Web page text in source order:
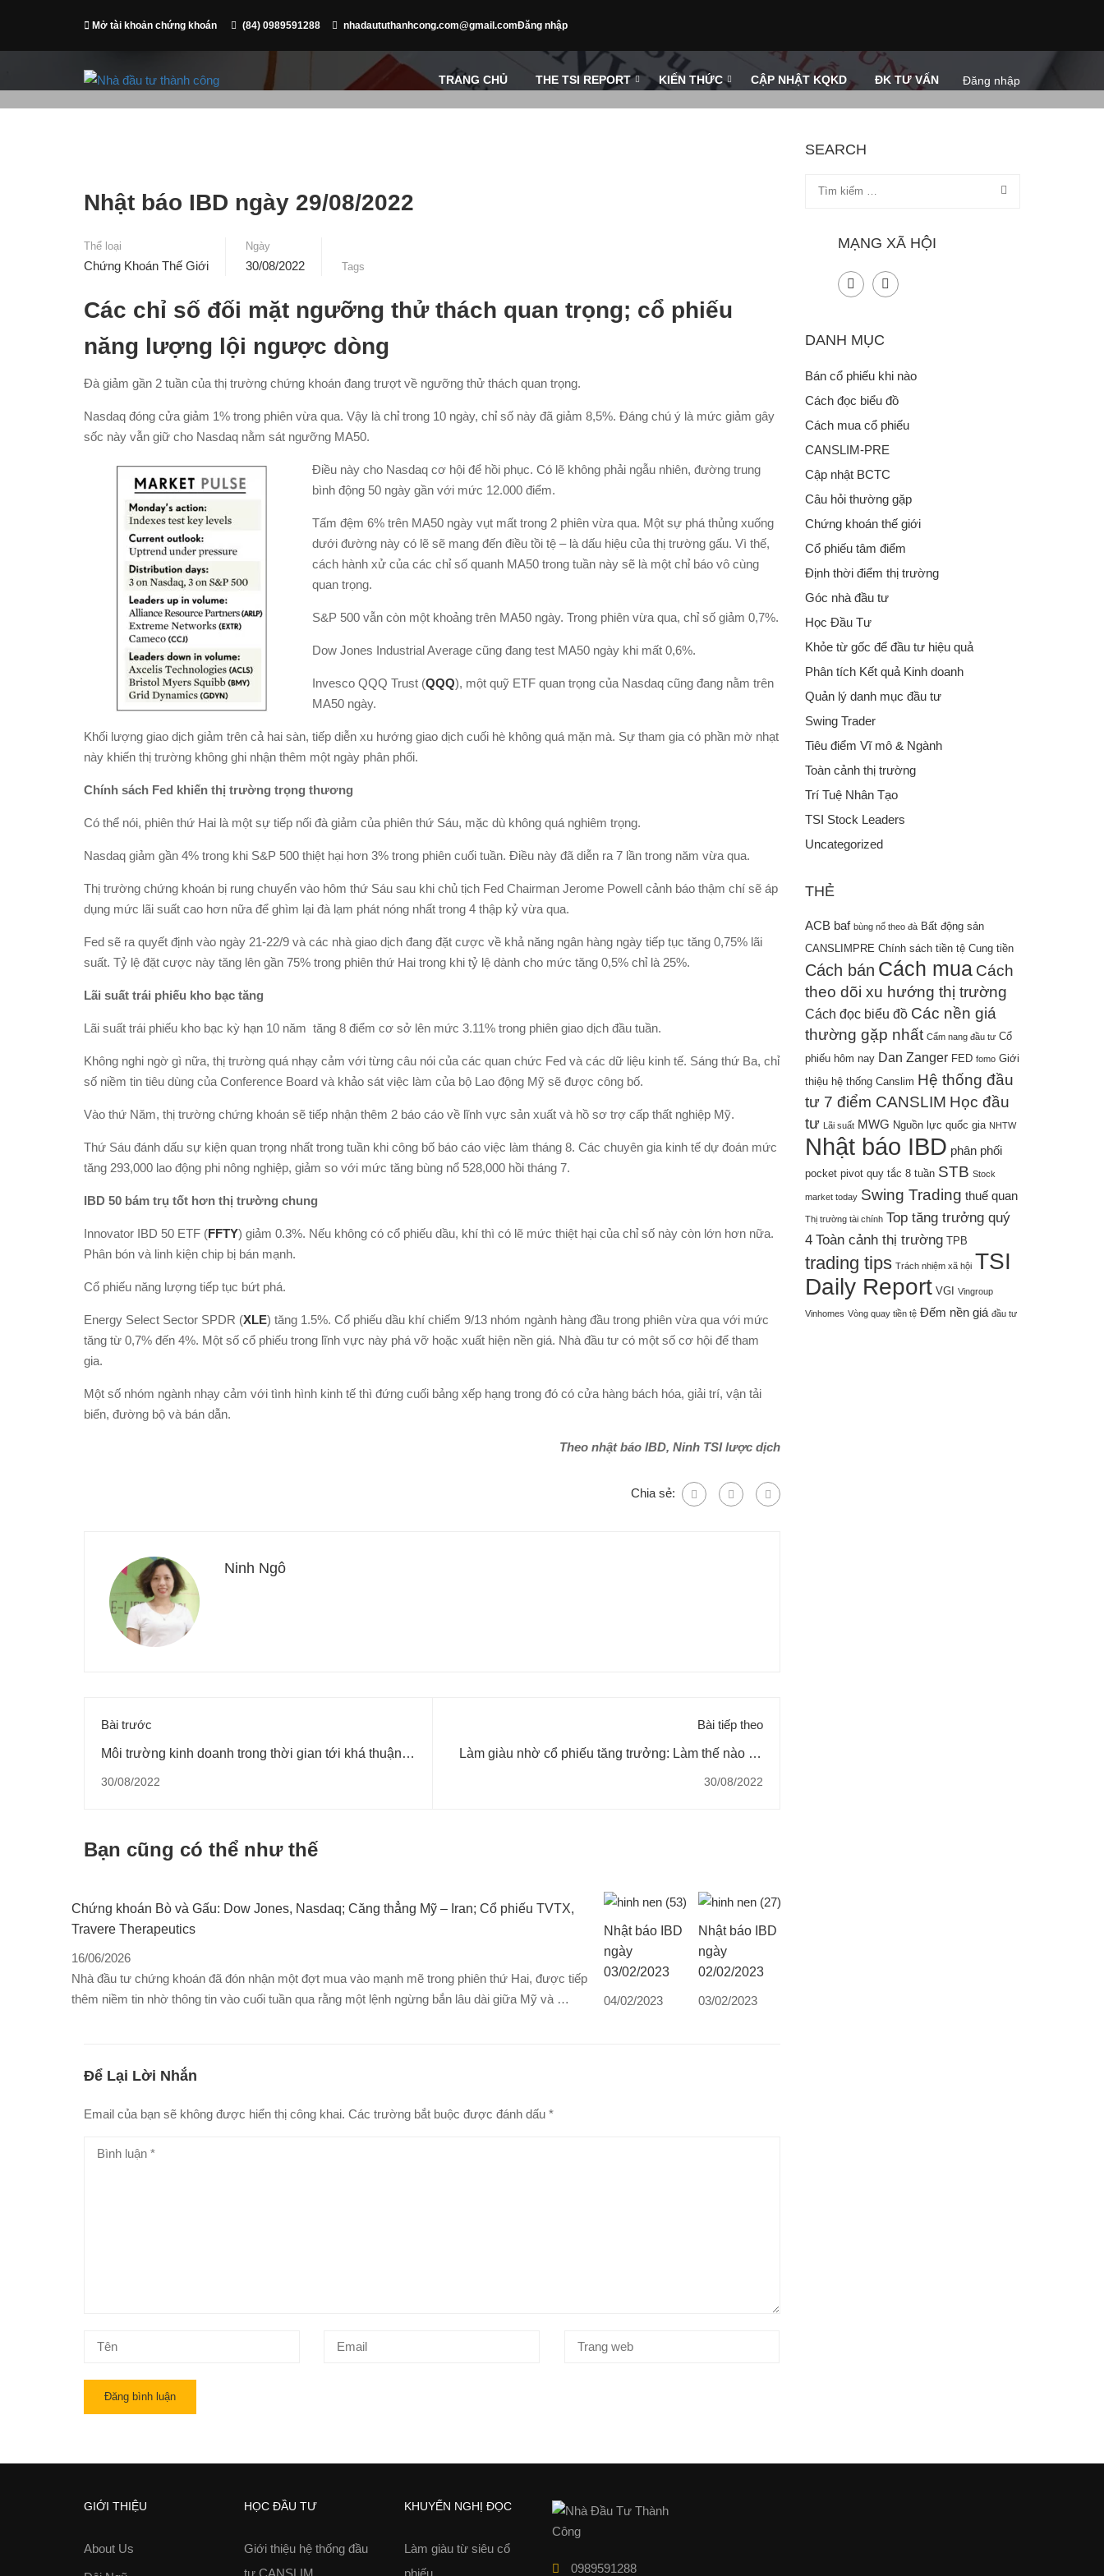
Mở tài khoản chứng khoán (84) 0989591288 nhadaututhanhcong.com@gmail.comĐăng nhập
TRANG CHỦ THE TSI REPORT KIẾN THỨC CẬP NHẬT KQKD ĐK TƯ VẤN Đăng nhập
Nhật báo IBD ngày 29/08/2022
Thể loại
Chứng Khoán Thế Giới
Ngày
30/08/2022 Tags
Các chỉ số đối mặt ngưỡng thử thách quan trọng; cổ phiếu
năng lượng lội ngược dòng
Đà giảm gần 2 tuần của thị trường chứng khoán đang trượt về ngưỡng thử thách quan trọng.
Nasdaq đóng cửa giảm 1% trong phiên vừa qua. Vậy là chỉ trong 10 ngày, chỉ số này đã giảm 8,5%. Đáng chú ý là mức giảm gây
sốc này vẫn giữ cho Nasdaq nằm sát ngưỡng MA50.
Điều này cho Nasdaq cơ hội để hồi phục. Có lẽ không phải ngẫu nhiên, đường trung
bình động 50 ngày gần với mức 12.000 điểm.
Tấm đệm 6% trên MA50 ngày vụt mất trong 2 phiên vừa qua. Một sự phá thủng xuống
dưới đường này có lẽ sẽ mang đến điều tồi tệ – là dấu hiệu của thị trường gấu. Vì thế,
cách hành xử của các chỉ số quanh MA50 trong tuần này sẽ là một chỉ báo vô cùng
quan trọng.
S&P 500 vẫn còn một khoảng trên MA50 ngày. Trong phiên vừa qua, chỉ số giảm 0,7%.
Dow Jones Industrial Average cũng đang test MA50 ngày khi mất 0,6%.
Invesco QQQ Trust (QQQ), một quỹ ETF quan trọng của Nasdaq cũng đang nằm trên
MA50 ngày.
Khối lượng giao dịch giảm trên cả hai sàn, tiếp diễn xu hướng giao dịch cuối hè không quá mặn mà. Sự tham gia có phần mờ nhạt
này khiến thị trường không ghi nhận thêm một ngày phân phối.
Chính sách Fed khiến thị trường trọng thương
Có thể nói, phiên thứ Hai là một sự tiếp nối đà giảm của phiên thứ Sáu, mặc dù không quá nghiêm trọng.
Nasdaq giảm gần 4% trong khi S&P 500 thiệt hại hơn 3% trong phiên cuối tuần. Điều này đã diễn ra 7 lần trong năm vừa qua.
Thị trường chứng khoán bị rung chuyển vào hôm thứ Sáu sau khi chủ tịch Fed Chairman Jerome Powell cảnh báo thậm chí sẽ áp
dụng mức lãi suất cao hơn nữa để ghìm lại đà lạm phát nóng nhất trong 4 thập kỷ vừa qua.
Fed sẽ ra quyết định vào ngày 21-22/9 và các nhà giao dịch đang đặt cược về khả năng ngân hàng ngày tiếp tục tăng 0,75% lãi
suất. Tỷ lệ đặt cược này tăng lên gần 75% trong phiên thứ Hai trong khi tỷ lệ dành cho mức tăng 0,5% chỉ là 25%.
Lãi suất trái phiếu kho bạc tăng
Lãi suất trái phiếu kho bạc kỳ hạn 10 năm tăng 8 điểm cơ sở lên mức 3.11% trong phiên giao dịch đầu tuần.
Không nghi ngờ gì nữa, thị trường quá nhạy cảm với từng câu nói của các quan chức Fed và các dữ liệu kinh tế. Sáng thứ Ba, chỉ
số niềm tin tiêu dùng của Conference Board và khảo sát việc làm của bộ Lao động Mỹ sẽ được công bố.
Vào thứ Năm, thị trường chứng khoán sẽ tiếp nhận thêm 2 báo cáo về lĩnh vực sản xuất và hồ sơ trợ cấp thất nghiệp Mỹ.
Thứ Sáu đánh dấu sự kiện quan trọng nhất trong tuần khi công bố báo cáo việc làm tháng 8. Các chuyên gia kinh tế dự đoán mức
tăng 293,000 lao động phi nông nghiệp, giảm so với mức tăng bùng nổ 528,000 hồi tháng 7.
IBD 50 bám trụ tốt hơn thị trường chung
Innovator IBD 50 ETF (FFTY) giảm 0.3%. Nếu không có cổ phiếu dầu, khí thì có lẽ mức thiệt hại của chỉ số này còn lớn hơn nữa.
Phân bón và linh kiện chip bị bán mạnh.
Cổ phiếu năng lượng tiếp tục bứt phá.
Energy Select Sector SPDR (XLE) tăng 1.5%. Cổ phiếu dầu khí chiếm 9/13 nhóm ngành hàng đầu trong phiên vừa qua với mức
tăng từ 0,7% đến 4%. Một số cổ phiếu trong lĩnh vực này phá vỡ hoặc xuất hiện nền giá. Nhà đầu tư có một số cơ hội để tham
gia.
Một số nhóm ngành nhạy cảm với tình hình kinh tế thì đứng cuối bảng xếp hạng trong đó có cửa hàng bách hóa, giải trí, vận tải
biển, đường bộ và bán dẫn.
Theo nhật báo IBD, Ninh TSI lược dịch
Chia sẻ:
Ninh Ngô
Bài trước
Môi trường kinh doanh trong thời gian tới khá thuận
30/08/2022
Bài tiếp theo
Làm giàu nhờ cổ phiếu tăng trưởng: Làm thế nào để
30/08/2022
Bạn cũng có thể như thế
Chứng khoán Bò và Gấu: Dow Jones, Nasdaq; Căng thẳng Mỹ – Iran; Cổ phiếu TVTX,
Travere Therapeutics
16/06/2026
Nhà đầu tư chứng khoán đã đón nhận một đợt mua vào mạnh mẽ trong phiên thứ Hai, được tiếp
thêm niềm tin nhờ thông tin vào cuối tuần qua rằng một lệnh ngừng bắn lâu dài giữa Mỹ và …
Nhật báo IBD
ngày
03/02/2023
04/02/2023
Nhật báo IBD
ngày
02/02/2023
03/02/2023
Để Lại Lời Nhắn
Email của bạn sẽ không được hiển thị công khai. Các trường bắt buộc được đánh dấu *
SEARCH
MẠNG XÃ HỘI
DANH MỤC
Bán cổ phiếu khi nào
Cách đọc biểu đồ
Cách mua cổ phiếu
CANSLIM-PRE
Cập nhật BCTC
Câu hỏi thường gặp
Chứng khoán thế giới
Cổ phiếu tâm điểm
Định thời điểm thị trường
Góc nhà đầu tư
Học Đầu Tư
Khỏe từ gốc để đầu tư hiệu quả
Phân tích Kết quả Kinh doanh
Quản lý danh mục đầu tư
Swing Trader
Tiêu điểm Vĩ mô & Ngành
Toàn cảnh thị trường
Trí Tuệ Nhân Tạo
TSI Stock Leaders
Uncategorized
THẺ
ACB baf bùng nổ theo đà Bất động sản
CANSLIMPRE Chính sách tiền tệ Cung tiền
Cách bán Cách mua Cách
theo dõi xu hướng thị trường
Cách đọc biểu đồ Các nền giá
thường gặp nhất Cẩm nang đầu tư Cổ
phiếu hôm nay Dan Zanger FED fomo Giới
thiệu hệ thống Canslim Hệ thống đầu
tư 7 điểm CANSLIM Học đầu
tư Lãi suất MWG Nguồn lực quốc gia NHTW
Nhật báo IBD phân phối
pocket pivot quy tắc 8 tuần STB Stock
market today Swing Trading thuế quan
Thị trường tài chính Top tăng trưởng quý
4 Toàn cảnh thị trường TPB
trading tips Trách nhiệm xã hội TSI
Daily Report VGI Vingroup
Vinhomes Vòng quay tiền tệ Đếm nền giá đầu tư
GIỚI THIỆU
About Us
HỌC ĐẦU TƯ
Giới thiệu hệ thống đầu
tư CANSLIM
KHUYẾN NGHỊ ĐỌC
Làm giàu từ siêu cổ
phiếu
0989591288